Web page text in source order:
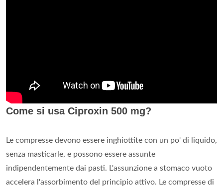
Come si usa Ciproxin 500 mg?
Le compresse devono essere inghiottite con un po' di liquido,
senza masticarle, e possono essere assunte
indipendentemente dai pasti. L'assunzione a stomaco vuoto
accelera l'assorbimento del principio attivo. Le compresse di